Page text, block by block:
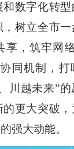
数字化转
树立全市
享，筑牢网
同机制，打
川越未来”
更大突破，
强大动能。